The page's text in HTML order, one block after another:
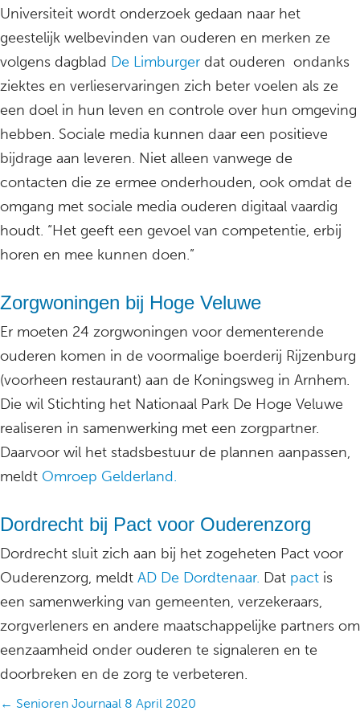
Universiteit wordt onderzoek gedaan naar het
geestelijk welbevinden van ouderen en merken ze
volgens dagblad De Limburger dat ouderen ondanks
ziektes en verlieservaringen zich beter voelen als ze
een doel in hun leven en controle over hun omgeving
hebben. Sociale media kunnen daar een positieve
bijdrage aan leveren. Niet alleen vanwege de
contacten die ze ermee onderhouden, ook omdat de
omgang met sociale media ouderen digitaal vaardig
houdt. “Het geeft een gevoel van competentie, erbij
horen en mee kunnen doen.”
Zorgwoningen bij Hoge Veluwe
Er moeten 24 zorgwoningen voor dementerende
ouderen komen in de voormalige boerderij Rijzenburg
(voorheen restaurant) aan de Koningsweg in Arnhem.
Die wil Stichting het Nationaal Park De Hoge Veluwe
realiseren in samenwerking met een zorgpartner.
Daarvoor wil het stadsbestuur de plannen aanpassen,
meldt Omroep Gelderland.
Dordrecht bij Pact voor Ouderenzorg
Dordrecht sluit zich aan bij het zogeheten Pact voor
Ouderenzorg, meldt AD De Dordtenaar. Dat pact is
een samenwerking van gemeenten, verzekeraars,
zorgverleners en andere maatschappelijke partners om
eenzaamheid onder ouderen te signaleren en te
doorbreken en de zorg te verbeteren.
← Senioren Journaal 8 April 2020